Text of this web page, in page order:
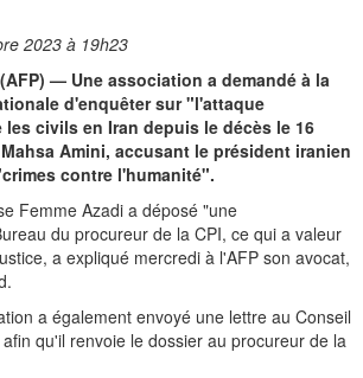
2023 à 19h23
— Une association a demandé à la
d'enquêter sur "l'attaque
civils en Iran depuis le décès le 16
Amini, accusant le président iranien
contre l'humanité".
Femme Azadi a déposé "une
du procureur de la CPI, ce qui a valeur
a expliqué mercredi à l'AFP son avocat,
a également envoyé une lettre au Conseil
qu'il renvoie le dossier au procureur de la